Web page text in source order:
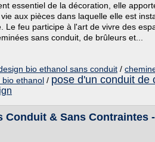
essentiel de la décoration, elle
aux pièces dans laquelle elle est
Le feu participe à l'art de vivre des
sans conduit, de brûleurs et...
bio ethanol sans conduit /
bio ethanol / pose d'un conduit de
Conduit & Sans Contraintes